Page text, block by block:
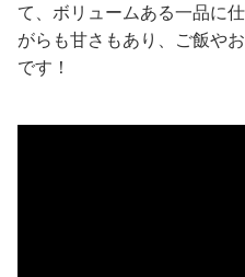
て、ボリュームある一品に
がらも甘さもあり、ご飯や
です！